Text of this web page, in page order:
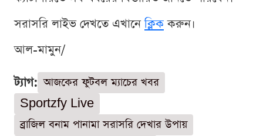
সরাসরি লাইভ দেখতে এখানেক্লিককরুন।
আল-মামুন/
ট্যাগ: আজকের ফুটবল ম্যাচের খবর
Sportzfy Live
ব্রাজিল বনাম পানামা সরাসরি দেখার উপায়